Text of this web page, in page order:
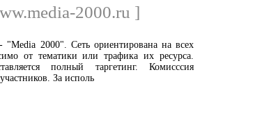
2000.ru ]
- "Media 2000". Сеть ориентирована на всех
от тематики или трафика их ресурса.
полный таргетинг. Комисссия
За исполь